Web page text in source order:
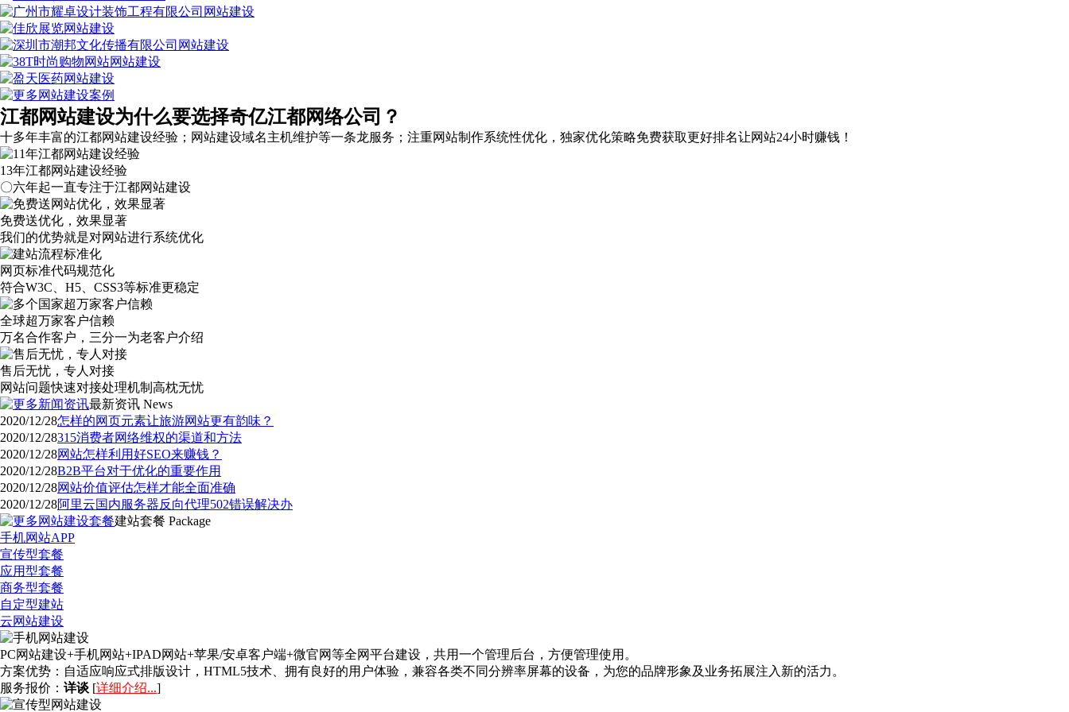
江都网站建设为什么要选择奇亿江都网络公司？
十多年丰富的江都网站建设经验；网站建设域名主机维护等一条龙服务 ；注重网站制作系统性优化， 独家优化策略免费获取更好排名让网站24小时赚钱！
13年江都网站建设经验
〇六年起一直专注于江都网站建设
免费送优化，效果显著
我们的优势就是对网站进行系统优化
网页标准代码规范化
符合W3C、H5、CSS3等标准更稳定
全球超万家客户信赖
万名合作客户，三分一为老客户介绍
售后无忧，专人对接
网站问题快速对接处理机制高枕无忧
最新资讯 News
2020/12/28怎样的网页元素让旅游网站更有韵味？
2020/12/28315消费者网络维权的渠道和方法
2020/12/28网站怎样利用好SEO来赚钱？
2020/12/28B2B平台对于优化的重要作用
2020/12/28网站价值评估怎样才能全面准确
2020/12/28阿里云国内服务器反向代理502错误解决办
建站套餐 Package
手机网站APP
宣传型套餐
应用型套餐
商务型套餐
自定型建站
云网站建设
PC网站建设+手机网站+IPAD网站+苹果/安卓客户端+微官网等全网平台建设，共用一个管理后台，方便管理使用。
方案优势： 自适应响应式排版设计，HTML5技术、拥有良好的用户体验，兼容各类不同分辨率屏幕的设备，为您的品牌形象及业务拓展注入新的活力。
服务报价： 详谈 [详细介绍...]